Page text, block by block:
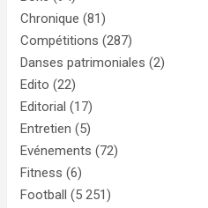
Chronique (81)
Compétitions (287)
Danses patrimoniales (2)
Edito (22)
Editorial (17)
Entretien (5)
Evénements (72)
Fitness (6)
Football (5 251)